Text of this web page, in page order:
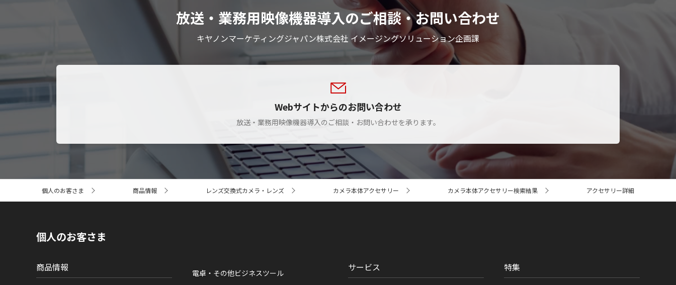
放送・業務用映像機器導入のご相談・お問い合わせ
キヤノンマーケティングジャパン株式会社 イメージングソリューション企画課
Webサイトからのお問い合わせ
放送・業務用映像機器導入のご相談・お問い合わせを承ります。
ト
個人のお客さま 商品情報 レンズ交換式カメラ・レンズ カメラ本体アクセサリー カメラ本体アクセサリー検索結果 アクセサリー詳細
個人のお客さま
商品情報 電卓・その他ビジネスツール サービス 特集